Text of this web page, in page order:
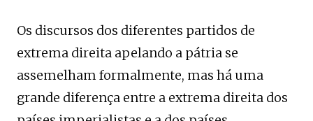
Os discursos dos diferentes partidos de
extrema direita apelando a pátria se
assemelham formalmente, mas há uma
grande diferença entre a extrema direita dos